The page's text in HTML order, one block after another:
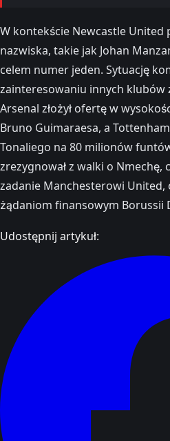
W kontekście Newcastle United
nazwiska, takie jak Johan
celem numer jeden. Sytuację
zainteresowaniu innych klubów
Arsenal złożył ofertę w
Bruno Guimaraesa, a
Tonaliego na 80 milionów
zrezygnował z walki o Nmechę,
zadanie Manchesterowi United,
żądaniom finansowym Borussii
Udostępnij artykuł: